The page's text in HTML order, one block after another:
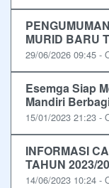
MURID BARU
29/06/2026 09:45 -
Esemga Siap
Mandiri
15/01/2023 21:23 -
INFORMASI
TAHUN 2023/
14/06/2023 10:24 -